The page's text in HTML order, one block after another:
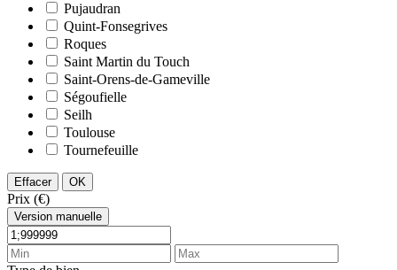
Pujaudran
Quint-Fonsegrives
Roques
Saint Martin du Touch
Saint-Orens-de-Gameville
Ségoufielle
Seilh
Toulouse
Tournefeuille
Effacer OK
Prix (€)
Version manuelle